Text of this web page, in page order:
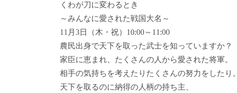
くわが刀に変わるとき
～みんなに愛された戦国大名～
11月3日（木・祝）10:00～11:00
農民出身で天下を取った武士を知っていますか？
家臣に恵まれ、たくさんの人から愛された将軍。
相手の気持ちを考えたりたくさんの努力をしたり。
天下を取るのに納得の人柄の持ち主、